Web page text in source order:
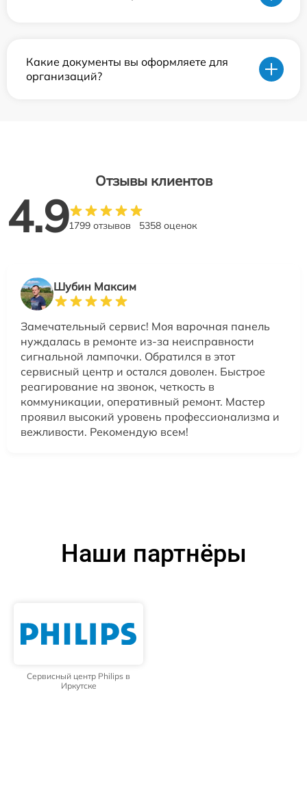
Какие документы вы оформляете для
организаций?
Отзывы клиентов
4.91799 отзывов 5358 оценок
Шубин Максим
Замечательный сервис! Моя варочная панель
нуждалась в ремонте из-за неисправности
сигнальной лампочки. Обратился в этот
сервисный центр и остался доволен. Быстрое
реагирование на звонок, четкость в
коммуникации, оперативный ремонт. Мастер
проявил высокий уровень профессионализма и
вежливости. Рекомендую всем!
Наши партнёры
Сервисный центр Philips в
Иркутске